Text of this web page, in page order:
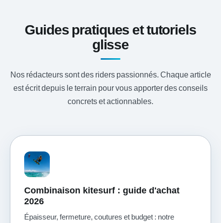
Guides pratiques et tutoriels
glisse
Nos rédacteurs sont des riders passionnés. Chaque article
est écrit depuis le terrain pour vous apporter des conseils
concrets et actionnables.
Combinaison kitesurf : guide d'achat
2026
Épaisseur, fermeture, coutures et budget : notre